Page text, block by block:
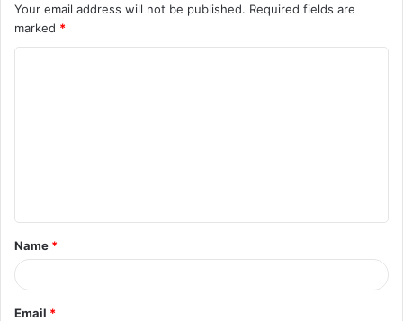
Your email address will not be published. Required fields are
marked *
t
*
Name *
Email *